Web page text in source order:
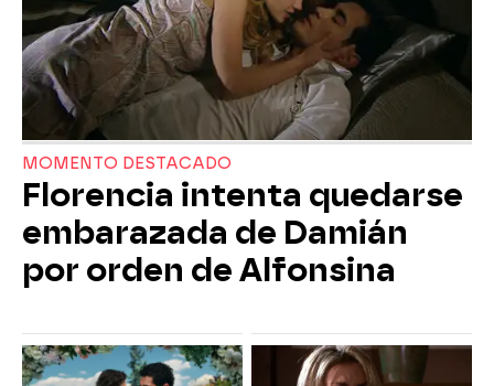
MOMENTO DESTACADO
Florencia intenta quedarse
embarazada de Damián
por orden de Alfonsina